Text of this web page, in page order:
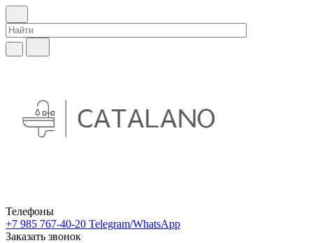
Телефоны
+7 985 767-40-20 Telegram/WhatsApp
Заказать звонок